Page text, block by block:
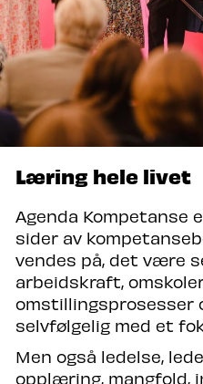
Læring hele livet
Agenda Kompetanse
sider av
vendes på, det være
arbeidskraft,
omstillingsprosesser
selvfølgelig med et
Men også ledelse,
opplæring, mangfold,